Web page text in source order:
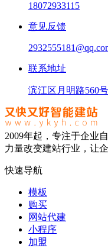
18072933115
意见反馈
联系地址
滨江区月明路560号
2009年起，专注于企业
力量改变建站行业，让
快速导航
模板
购买
网站代建
小程序
加盟